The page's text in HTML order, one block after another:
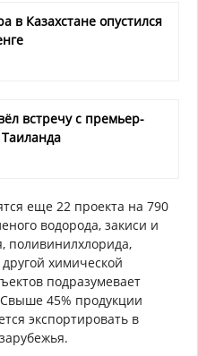
в Казахстане опустился
встречу с премьер-
еще 22 проекта на 790
водорода, закиси и
поливинилхлорида,
химической
подразумевает
45% продукции
экспортировать в